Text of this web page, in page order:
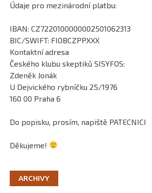
Údaje pro mezinárodní platbu:
IBAN: CZ7220100000002501062313
BIC/SWIFT: FIOBCZPPXXX
Kontaktní adresa
Českého klubu skeptiků SISYFOS:
Zdeněk Jonák
U Dejvického rybníčku 25/1976
160 00 Praha 6
Do popisku, prosím, napiště PATECNICI
Děkujeme!
ARCHIVY